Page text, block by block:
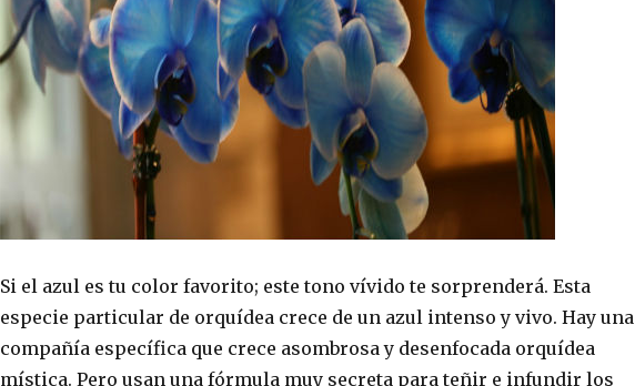
Si el azul es tu color favorito; este tono vívido te sorprenderá. Esta
especie particular de orquídea crece de un azul intenso y vivo. Hay una
compañía específica que crece asombrosa y desenfocada orquídea
mística. Pero usan una fórmula muy secreta para teñir e infundir los